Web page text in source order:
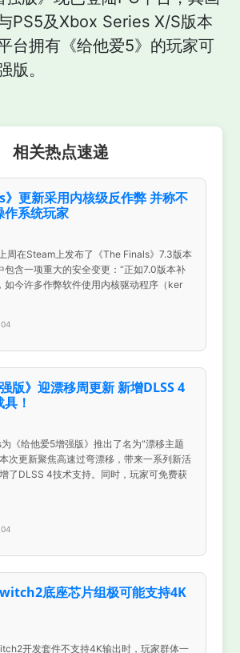
PS5及Xbox Series X/S版本
台拥有《给他爱5》的玩家可
版。
相关热点速递
》更新采用内核级反作弊 并称不
作系统玩家
周在Steam上发布了《The Finals》7.3版本
包含一项重大的安全变更：“正如7.0版本补
如今许多作弊软件使用内核驱动程序（ker
版》迎漂移周更新 新增DLSS 4
！
《给他爱5增强版》推出了名为“漂移主题
次更新聚焦高速过弯漂移，带来一系列新活
了DLSS 4技术支持。同时，玩家可免费获
底座芯片组极可能支持4K
开发套件不支持4K输出时，玩家群体一